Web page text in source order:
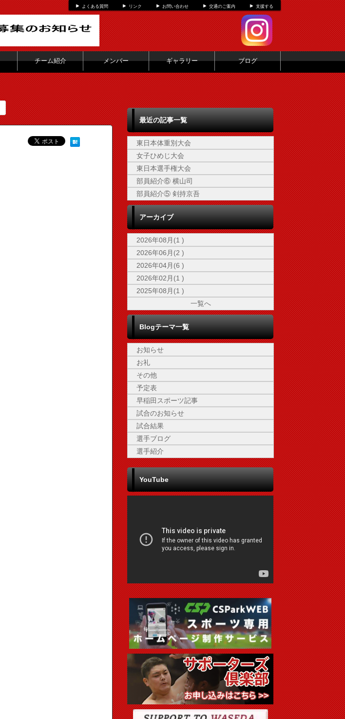
よくある質問 リンク お問い合わせ 交通のご案内 支援する
チーム紹介 メンバー ギャラリー ブログ
最近の記事一覧
東日本体重別大会
女子ひめじ大会
東日本選手権大会
部員紹介⑥ 横山司
部員紹介⑤ 剣持京吾
アーカイブ
2026年08月(1 )
2026年06月(2 )
2026年04月(6 )
2026年02月(1 )
2025年08月(1 )
一覧へ
Blogテーマ一覧
お知らせ
お礼
その他
予定表
早稲田スポーツ記事
試合のお知らせ
試合結果
選手ブログ
選手紹介
YouTube